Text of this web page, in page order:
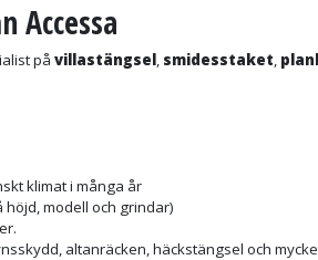
Accessa
på villastängsel, smidesstaket,
klimat i många år
modell och grindar)
altanräcken, häckstängsel och